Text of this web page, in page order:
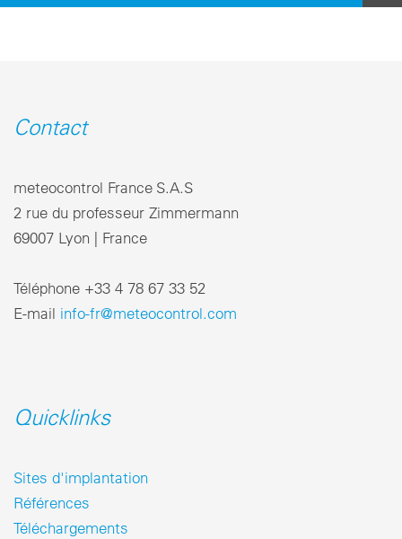
Contact
meteocontrol France S.A.S
2 rue du professeur Zimmermann
69007 Lyon | France
Téléphone +33 4 78 67 33 52
E-mail info-fr@meteocontrol.com
Quicklinks
Sites d'implantation
Références
Téléchargements